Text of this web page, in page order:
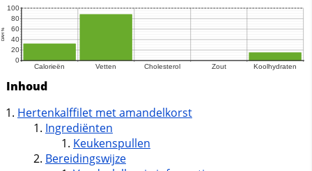
Inhoud
Hertenkalffilet met amandelkorst
Ingrediënten
Keukenspullen
Bereidingswijze